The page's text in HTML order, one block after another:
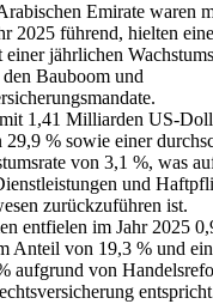
Emirate waren
2025 führend, hielten
jährlichen
Bauboom und
1,41 Milliarden US-
% sowie einer
von 3,1 %, was
und
zurückzuführen ist.
entfielen im Jahr 2025
Anteil von 19,3 % und
aufgrund von